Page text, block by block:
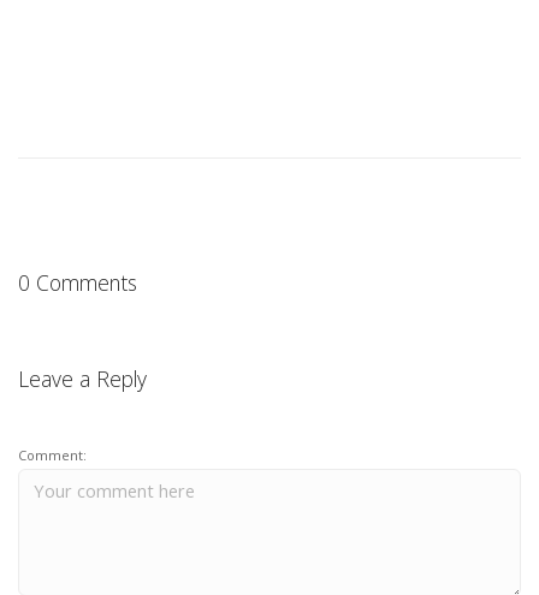
0 Comments
Leave a Reply
Comment: